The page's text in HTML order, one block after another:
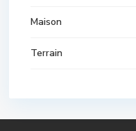
Maison
Terrain